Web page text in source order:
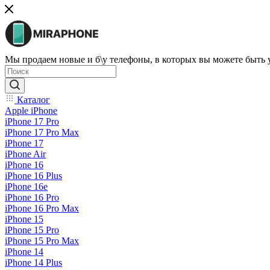
Мы продаем новые и б\у телефоны, в которых вы можете быть
Каталог
Apple iPhone
iPhone 17 Pro
iPhone 17 Pro Max
iPhone 17
iPhone Air
iPhone 16
iPhone 16 Plus
iPhone 16e
iPhone 16 Pro
iPhone 16 Pro Max
iPhone 15
iPhone 15 Pro
iPhone 15 Pro Max
iPhone 14
iPhone 14 Plus